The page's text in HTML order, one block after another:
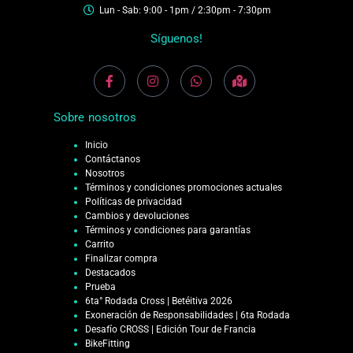
Lun - Sab: 9:00 - 1pm / 2:30pm - 7:30pm
Síguenos!
Sobre nosotros
Inicio
Contáctanos
Nosotros
Términos y condiciones promociones actuales
Políticas de privacidad
Cambios y devoluciones
Términos y condiciones para garantías
Carrito
Finalizar compra
Destacados
Prueba
6ta° Rodada Cross | Betéitiva 2026
Exoneración de Responsabilidades | 6ta Rodada
Desafío CROSS | Edición Tour de Francia
BikeFitting